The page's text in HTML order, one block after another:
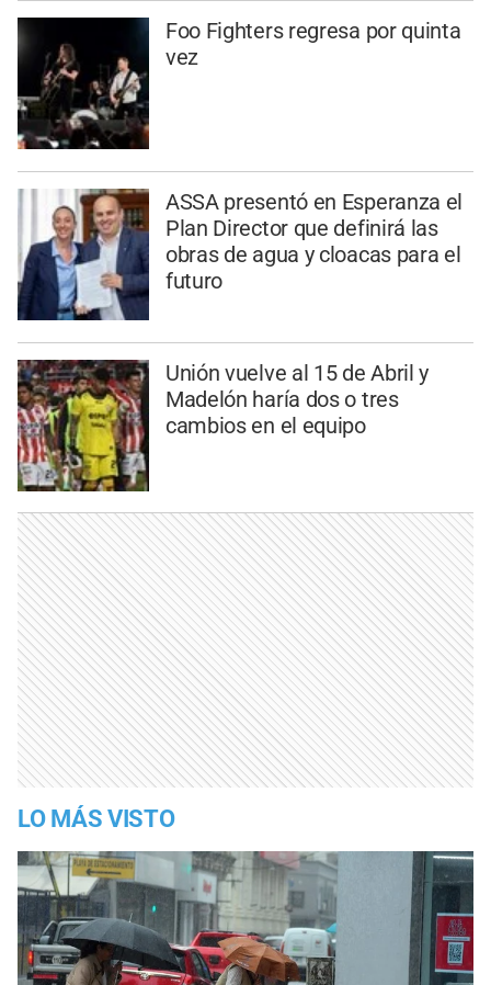
Foo Fighters regresa por quinta
vez
ASSA presentó en Esperanza el
Plan Director que definirá las
obras de agua y cloacas para el
futuro
Unión vuelve al 15 de Abril y
Madelón haría dos o tres
cambios en el equipo
LO MÁS VISTO